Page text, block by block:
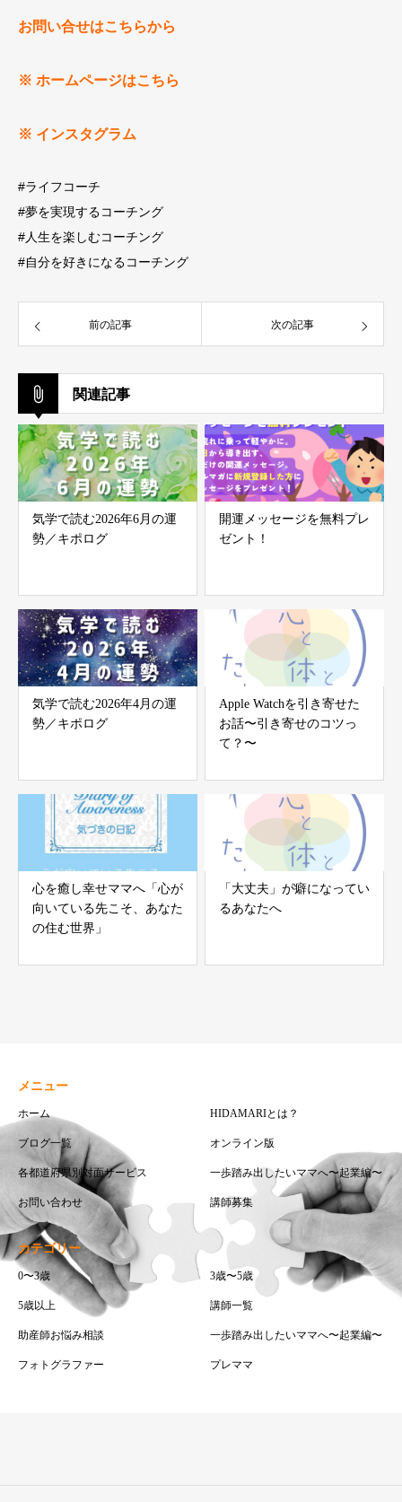
お問い合せはこちらから
※ ホームページはこちら
※ インスタグラム
#ライフコーチ
#夢を実現するコーチング
#人生を楽しむコーチング
#自分を好きになるコーチング
前の記事 次の記事
関連記事
気学で読む2026年6月の運
勢／キポログ
開運メッセージを無料プレ
ゼント！
気学で読む2026年4月の運
勢／キポログ
Apple Watchを引き寄せた
お話〜引き寄せのコツっ
て？〜
心を癒し幸せママへ「心が
向いている先こそ、あなた
の住む世界」
「大丈夫」が癖になってい
るあなたへ
メニュー
ホーム HIDAMARIとは？
ブログ一覧 オンライン版
各都道府県別対面サービス 一歩踏み出したいママへ〜起業編〜
お問い合わせ 講師募集
カテゴリー
0〜3歳 3歳〜5歳
5歳以上 講師一覧
助産師お悩み相談 一歩踏み出したいママへ〜起業編〜
フォトグラファー プレママ